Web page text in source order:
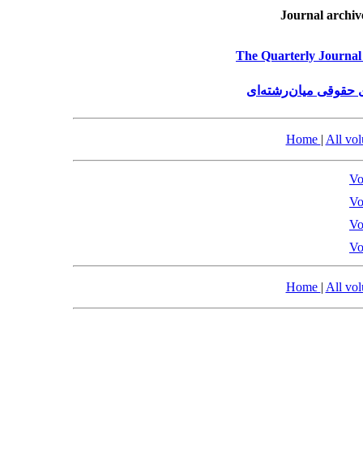
Journal
The Quarterly
میان‌رشته‌ای
Home | All
Home | All